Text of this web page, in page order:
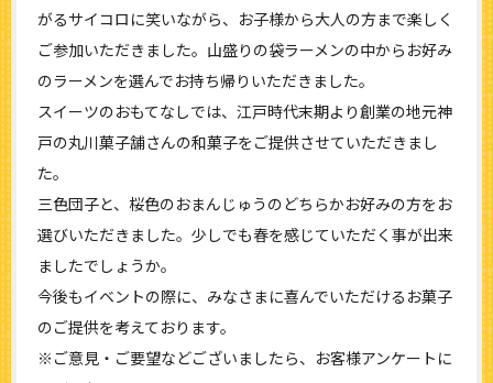
がるサイコロに笑いながら、お子様から大人の方まで楽しく
ご参加いただきました。山盛りの袋ラーメンの中からお好み
のラーメンを選んでお持ち帰りいただきました。
スイーツのおもてなしでは、江戸時代末期より創業の地元神
戸の丸川菓子舗さんの和菓子をご提供させていただきまし
た。
三色団子と、桜色のおまんじゅうのどちらかお好みの方をお
選びいただきました。少しでも春を感じていただく事が出来
ましたでしょうか。
今後もイベントの際に、みなさまに喜んでいただけるお菓子
のご提供を考えております。
※ご意見・ご要望などございましたら、お客様アンケートに